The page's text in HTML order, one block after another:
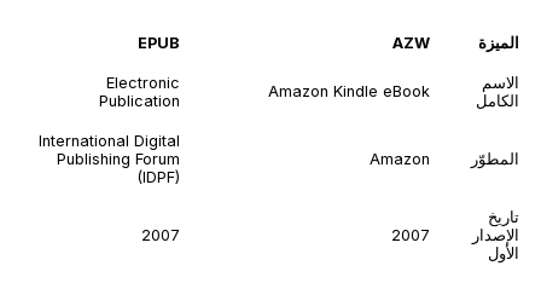
الميزة AZW
EPUB
الاسم
الكامل
Amazon Kindle eBook
Electronic
Publication
المطوّر Amazon
International Digital
Publishing Forum
(IDPF)
تاريخ
الإصدار
الأول
2007
2007